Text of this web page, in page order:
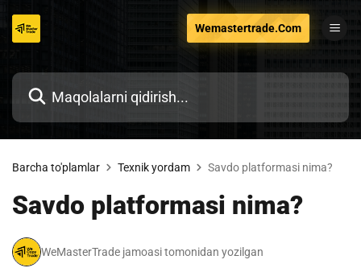
o'tish
Wemastertrade.Com
Barcha to'plamlar Texnik yordam Savdo platformasi nima?
Savdo platformasi nima?
WeMasterTrade jamoasi tomonidan yozilgan